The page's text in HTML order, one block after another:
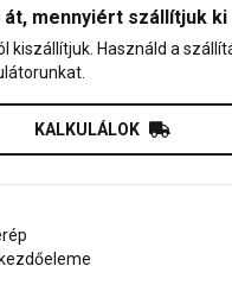
mennyiért szállítjuk ki
kiszállítjuk. Használd a
KALKULÁLOK